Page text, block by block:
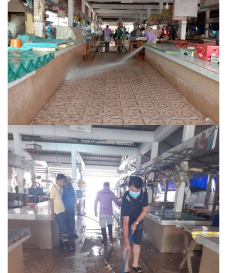
เฮือนกว่าง
เฮือนสล่า โฮมสเตย์
โกโก้วัลเล่ย์รีสอร์ท
โบทานิกการ์เดนน่าน เกสเฮาส์
โรงแรมลีลาวดี
โรงแรมแสงอรุณ
โรงแรมโกลเด้น
โฮมปอย
ไร่ต้นรักออร์แกนิคฟาร์ม
ไร่ศรีทองโฮมสเตย์
ไร่หลวงเทพโฮมสเตย์